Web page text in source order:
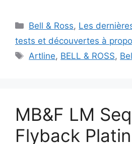
Catégories
Bell & Ross, Les
tests et découvertes à
Étiquettes
Artline, BELL & ROSS,
MB&F LM
Flyback